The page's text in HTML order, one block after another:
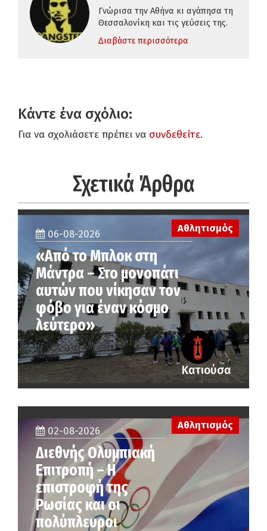
Γνώρισα την Αθήνα κι αγάπησα τη
Θεσσαλονίκη και τις γεύσεις της.
Διαβάστε περισσότερα
Κάντε ένα σχόλιο:
Για να σχολιάσετε πρέπει να συνδεθείτε.
Σχετικά Άρθρα
Αθλητισμός
06-08-2026
«Από το Μπλοκ στη
Μάντρα – Στο μονοπάτι
αυτών που νίκησαν τον
φόβο για έναν κόσμο
λεύτερο»
Κατιούσα
02-08-2026
Διεθνής Ολυμπιακή
Επιτροπή – Η
επιστροφή της
Ρωσίας και οι
πολύπλευροι
Αθλητισμός